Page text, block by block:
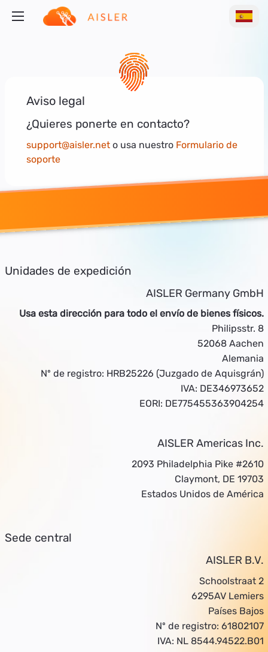
Aviso legal
¿Quieres ponerte en contacto?
support@aisler.neto usa nuestro Formulario de
soporte
Unidades de expedición
AISLER Germany GmbH
Usa esta dirección para todo el envío de bienes físicos.
Philipsstr. 8
52068 Aachen
Alemania
Nº de registro: HRB25226 (Juzgado de Aquisgrán)
IVA: DE346973652
EORI: DE775455363904254
AISLER Americas Inc.
2093 Philadelphia Pike #2610
Claymont, DE 19703
Estados Unidos de América
Sede central
AISLER B.V.
Schoolstraat 2
6295AV Lemiers
Países Bajos
Nº de registro: 61802107
IVA: NL 8544.94522.B01